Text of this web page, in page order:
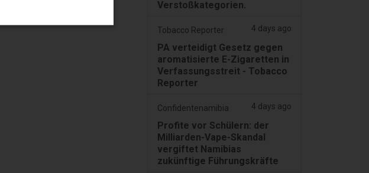
Verstoßkategorien.
Tobacco Reporter 4 days ago
PA verteidigt Gesetz gegen
aromatisierte E-Zigaretten in
Verfassungsstreit - Tobacco
Reporter
Confidentenamibia 4 days ago
Profite vor Schülern: der
Milliarden-Vape-Skandal
vergiftet Namibias
zukünftige Führungskräfte